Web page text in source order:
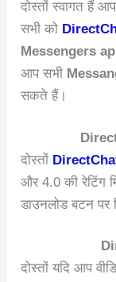
दोस्तों स्वागत हैं
सभी को
Messengers
आप सभी
सकते हैं।
दोस्तों
और 4.0 की रेटिंग
डाउनलोड बटन
दोस्तों यदि आप